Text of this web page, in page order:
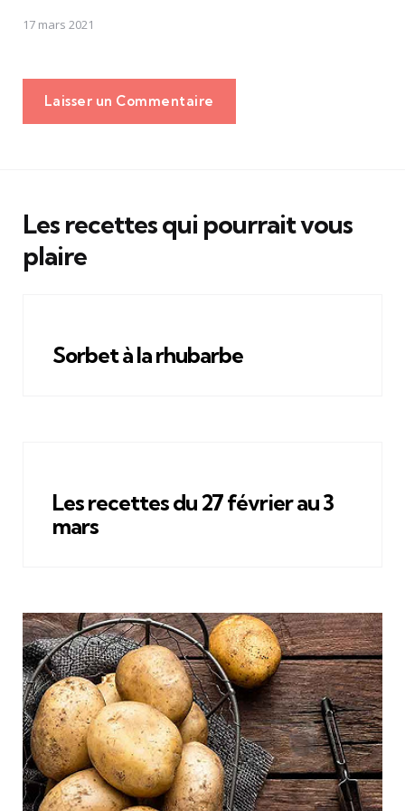
17 mars 2021
Laisser un Commentaire
Les recettes qui pourrait vous
plaire
Sorbet à la rhubarbe
Les recettes du 27 février au 3
mars